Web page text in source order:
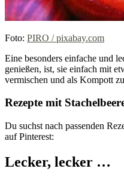
Foto: PIRO / pixabay.com
Eine besonders einfache und
genießen, ist, sie einfach mit
vermischen und als Kompott
Rezepte mit
Du suchst nach passenden
auf Pinterest:
Lecker, lecker …